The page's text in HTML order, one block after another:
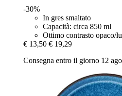
-30%
In gres smaltato
Capacità: circa 850 ml
Ottimo contrasto opaco/
€ 13,50 € 19,29
Consegna entro il giorno 12